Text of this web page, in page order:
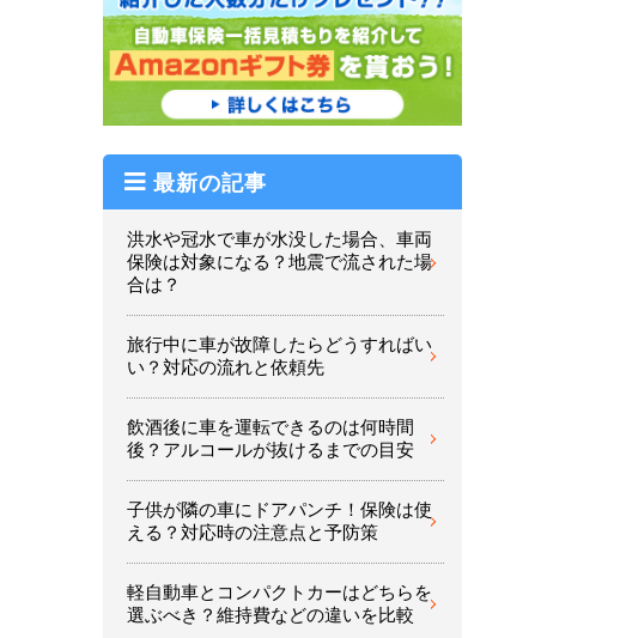
最新の記事
洪水や冠水で車が水没した場合、車両
保険は対象になる？地震で流された場
合は？
旅行中に車が故障したらどうすればい
い？対応の流れと依頼先
飲酒後に車を運転できるのは何時間
後？アルコールが抜けるまでの目安
子供が隣の車にドアパンチ！保険は使
える？対応時の注意点と予防策
軽自動車とコンパクトカーはどちらを
選ぶべき？維持費などの違いを比較